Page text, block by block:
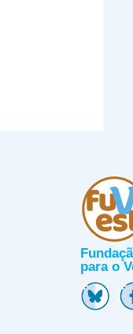
para o